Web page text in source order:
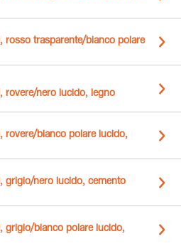
rosso trasparente/bianco polare
rovere/nero lucido, legno
rovere/bianco polare lucido,
grigio/nero lucido, cemento
grigio/bianco polare lucido,